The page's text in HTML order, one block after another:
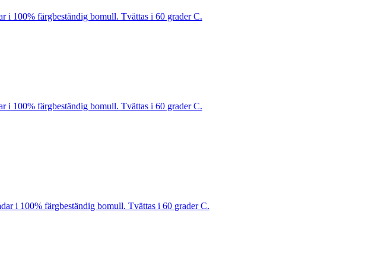
i 100% färgbeständig bomull. Tvättas i 60 grader C.
i 100% färgbeständig bomull. Tvättas i 60 grader C.
i 100% färgbeständig bomull. Tvättas i 60 grader C.